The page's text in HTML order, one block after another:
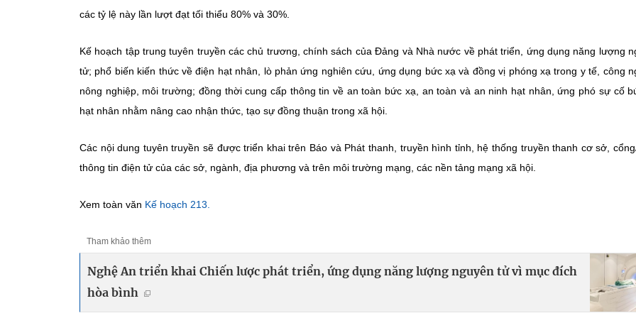
các tỷ lệ này lần lượt đạt tối thiểu 80% và 30%.
Kế hoạch tập trung tuyên truyền các chủ trương, chính sách của Đảng và Nhà nước về phát triển, ứng dụng năng lượng
tử; phổ biến kiến thức về điện hạt nhân, lò phản ứng nghiên cứu, ứng dụng bức xạ và đồng vị phóng xạ trong y tế, công
nông nghiệp, môi trường; đồng thời cung cấp thông tin về an toàn bức xạ, an toàn và an ninh hạt nhân, ứng phó sự cố
hạt nhân nhằm nâng cao nhận thức, tạo sự đồng thuận trong xã hội.
Các nội dung tuyên truyền sẽ được triển khai trên Báo và Phát thanh, truyền hình tỉnh, hệ thống truyền thanh cơ sở,
thông tin điện tử của các sở, ngành, địa phương và trên môi trường mạng, các nền tảng mạng xã hội.
Xem toàn văn Kế hoạch 213.
Tham khảo thêm
Nghệ An triển khai Chiến lược phát triển, ứng dụng năng lượng nguyên tử vì mục đích
hòa bình